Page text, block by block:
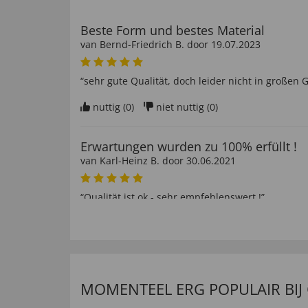
Beste Form und bestes Material
van Bernd-Friedrich B. door 19.07.2023
“sehr gute Qualität, doch leider nicht in großen
nuttig (0) niet nuttig (0)
Erwartungen wurden zu 100% erfüllt !
van Karl-Heinz B. door 30.06.2021
“Qualität ist ok - sehr empfehlenswert !”
“Die Qualität der Produkte sind gut und kann
MOMENTEEL ERG POPULAIR